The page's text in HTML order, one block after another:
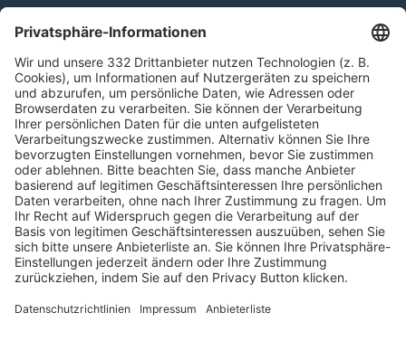
Kontakt
HÄUFIG BESUCHTE SEITEN
Pässe und Vereinswechsel
Trainerausbildung
Schulungsangebot Vereinsmitarbeiter
BFV-Geschäftsstellen
Trainerbörse
Login SpielPlus
FOLGE DEM BFV